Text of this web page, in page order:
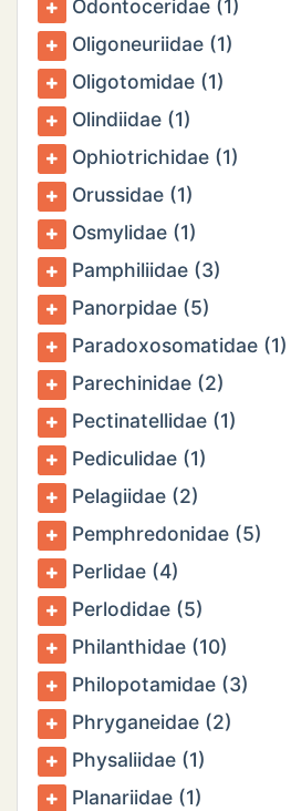
Odontoceridae (1)
Oligoneuriidae (1)
Oligotomidae (1)
Olindiidae (1)
Ophiotrichidae (1)
Orussidae (1)
Osmylidae (1)
Pamphiliidae (3)
Panorpidae (5)
Paradoxosomatidae (1)
Parechinidae (2)
Pectinatellidae (1)
Pediculidae (1)
Pelagiidae (2)
Pemphredonidae (5)
Perlidae (4)
Perlodidae (5)
Philanthidae (10)
Philopotamidae (3)
Phryganeidae (2)
Physaliidae (1)
Planariidae (1)